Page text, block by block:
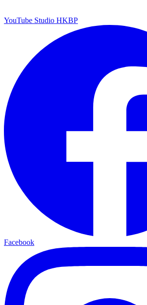
YouTube Studio HKBP
Facebook